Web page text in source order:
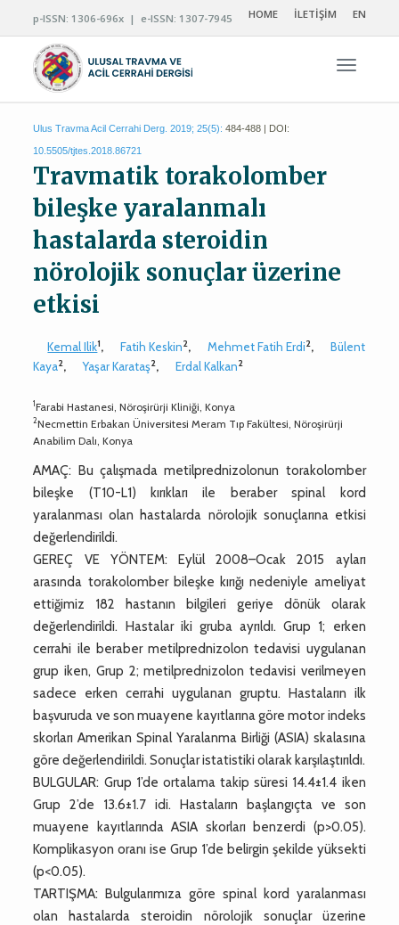
p-ISSN: 1306-696x | e-ISSN: 1307-7945 HOME İLETİŞİM EN
Ulus Travma Acil Cerrahi Derg. 2019; 25(5): 484-488 | DOI:
10.5505/tjtes.2018.86721
Travmatik torakolomber
bileşke yaralanmalı
hastalarda steroidin
nörolojik sonuçlar üzerine
etkisi
Kemal Ilik1, Fatih Keskin2, Mehmet Fatih Erdi2,
Bülent
Kaya2, Yaşar Karataş2, Erdal Kalkan2
1Farabi Hastanesi, Nöroşirürji Kliniği, Konya
2Necmettin Erbakan Üniversitesi Meram Tıp Fakültesi, Nöroşirürji
Anabilim Dalı, Konya
AMAÇ: Bu çalışmada metilprednizolonun torakolomber
bileşke (T10-L1) kırıkları ile beraber spinal kord
yaralanması olan hastalarda nörolojik sonuçlarına etkisi
değerlendirildi.
GEREÇ VE YÖNTEM: Eylül 2008–Ocak 2015 ayları
arasında torakolomber bileşke kırığı nedeniyle ameliyat
ettiğimiz 182 hastanın bilgileri geriye dönük olarak
değerlendirildi. Hastalar iki gruba ayrıldı. Grup 1; erken
cerrahi ile beraber metilprednizolon tedavisi uygulanan
grup iken, Grup 2; metilprednizolon tedavisi verilmeyen
sadece erken cerrahi uygulanan gruptu. Hastaların ilk
başvuruda ve son muayene kayıtlarına göre motor indeks
skorları Amerikan Spinal Yaralanma Birliği (ASIA) skalasına
göre değerlendirildi. Sonuçlar istatistiki olarak karşılaştırıldı.
BULGULAR: Grup 1’de ortalama takip süresi 14.4±1.4 iken
Grup 2’de 13.6±1.7 idi. Hastaların başlangıçta ve son
muayene kayıtlarında ASIA skorları benzerdi (p>0.05).
Komplikasyon oranı ise Grup 1’de belirgin şekilde yüksekti
(p<0.05).
TARTIŞMA: Bulgularımıza göre spinal kord yaralanması
olan hastalarda steroidin nörolojik sonuçlar üzerine